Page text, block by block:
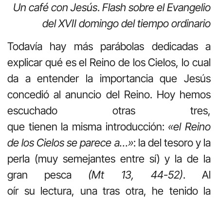
Un café con Jesús. Flash sobre el Evangelio
del XVII domingo del tiempo ordinario
Todavía hay más parábolas dedicadas a
explicar qué es el Reino de los Cielos, lo cual
da a entender la importancia que Jesús
concedió al anuncio del Reino. Hoy hemos
escuchado otras tres,
que tienen la misma introducción: «el Reino
de los Cielos se parece a…»: la del tesoro y la
perla (muy semejantes entre sí) y la de la
gran pesca (Mt 13, 44-52). Al
oír su lectura, una tras otra, he tenido la